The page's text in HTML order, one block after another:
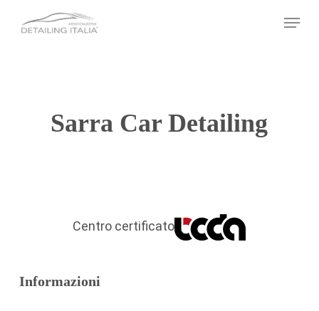
Menu
Sarra Car Detailing
Centro certificato
Informazioni